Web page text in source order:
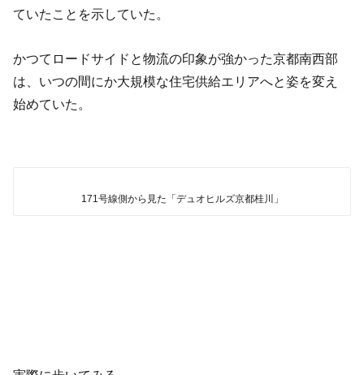
ていたことを示していた。
かつてロードサイドと物流の印象が強かった京都南西部
は、いつの間にか大規模な住宅供給エリアへと姿を変え
始めていた。
171号線側から見た「デュオヒルズ京都桂川」